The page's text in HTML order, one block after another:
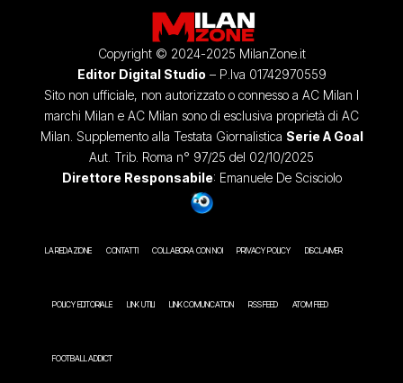
Copyright © 2024-2025 MilanZone.it
Editor Digital Studio – P.Iva 01742970559
Sito non ufficiale, non autorizzato o connesso a AC Milan I
marchi Milan e AC Milan sono di esclusiva proprietà di AC
Milan. Supplemento alla Testata Giornalistica Serie A Goal
Aut. Trib. Roma n° 97/25 del 02/10/2025
Direttore Responsabile: Emanuele De Scisciolo
LA REDAZIONE CONTATTI COLLABORA CON NOI PRIVACY POLICY DISCLAIMER
POLICY EDITORIALE LINK UTILI LINK COMUNICATION RSS FEED ATOM FEED
FOOTBALL ADDICT